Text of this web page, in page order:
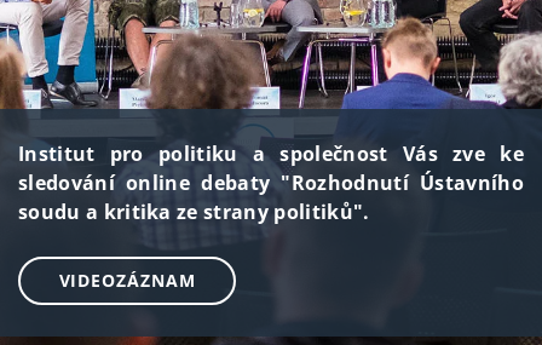
Institut pro politiku a společnost Vás zve ke
sledování online debaty "Rozhodnutí Ústavního
soudu a kritika ze strany politiků".
VIDEOZÁZNAM